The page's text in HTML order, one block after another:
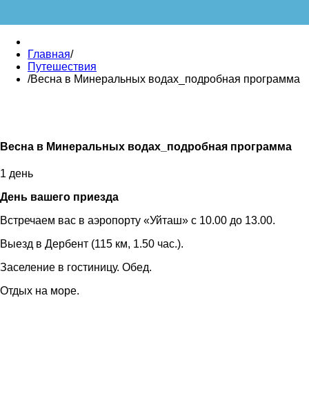
Главная/
Путешествия
/Весна в Минеральных водах_подробная программа
Весна в Минеральных водах_подробная программа
1 день
День вашего приезда
Встречаем вас в аэропорту «Уйташ» с 10.00 до 13.00.
Выезд в Дербент (115 км, 1.50 час.).
Заселение в гостиницу. Обед.
Отдых на море.